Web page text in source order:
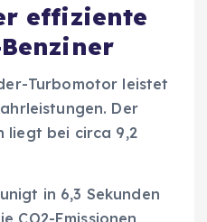
effiziente
Turbomotor leistet
Der
liegt bei circa 9,2
in 6,3 Sekunden